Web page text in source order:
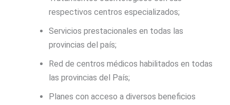
respectivos centros especializados;
Servicios prestacionales en todas las
provincias del país;
Red de centros médicos habilitados en todas
las provincias del País;
Planes con acceso a diversos beneficios